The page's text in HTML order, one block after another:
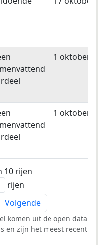
1 oktober
1 oktober
10 rijen
rijen
Volgende
komen uit de open data
en zijn het meest recent